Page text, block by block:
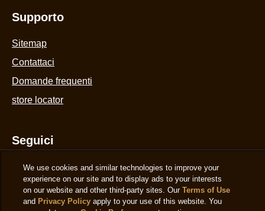
Sitemap
Contattaci
Domande frequenti
experience on our site and to display ads to your interests
on our website and other third-party sites. Our
andPrivacy Policyapply to your use of this website. You
can update your
Accept